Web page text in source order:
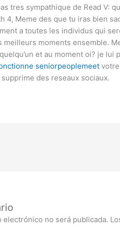
tres sympathique de Read V:
4, Meme des que tu iras bien
a toutes les individus qui
moments ensemble.
et au moment oi? je lui
seniorpeoplemeet
supprime des reseaux sociaux.
no será publicada.